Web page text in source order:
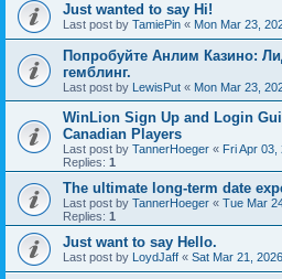
Just wanted to say Hi!
Last post by TamiePin « Mon Mar 23,
Попробуйте Анлим Казино:
гемблинг.
Last post by LewisPut « Mon Mar 23,
WinLion Sign Up and Login
Canadian Players
Last post by TannerHoeger « Fri Apr 03,
Replies: 1
The ultimate long-term date
Last post by TannerHoeger « Tue Mar
Replies: 1
Just want to say Hello.
Last post by LoydJaff « Sat Mar 21,